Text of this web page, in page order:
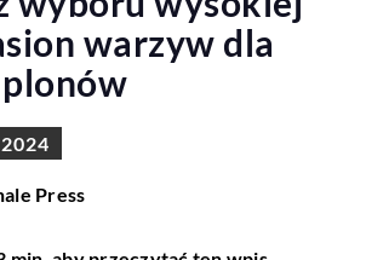
warzyw dla
Press